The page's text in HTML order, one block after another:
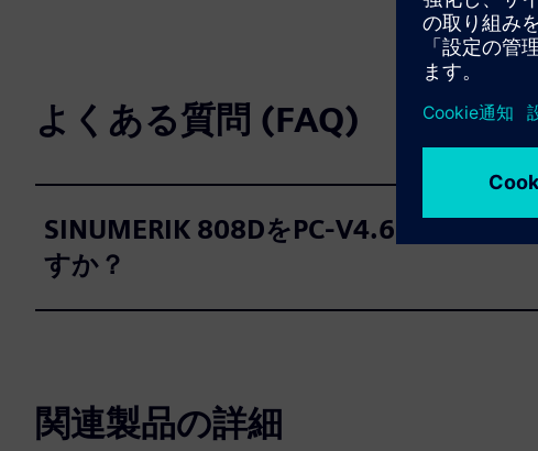
よくある質問 (FAQ)
SINUMERIK 808DをPC-V4.6にダウン
すか？
関連製品の詳細